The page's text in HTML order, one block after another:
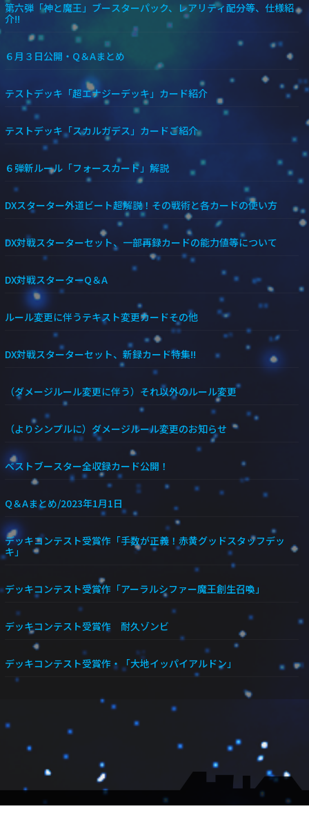
第六弾「神と魔王」ブースターパック、レアリティ配分等、仕様紹
介!!
６月３日公開・Q＆Aまとめ
テストデッキ「超エナジーデッキ」カード紹介
テストデッキ「スカルガデス」カードご紹介
６弾新ルール「フォースカード」解説
DXスターター外道ビート超解説！その戦術と各カードの使い方
DX対戦スターターセット、一部再録カードの能力値等について
DX対戦スターターQ＆A
ルール変更に伴うテキスト変更カードその他
DX対戦スターターセット、新録カード特集!!
（ダメージルール変更に伴う）それ以外のルール変更
（よりシンプルに）ダメージルール変更のお知らせ
ベストブースター全収録カード公開！
Q＆Aまとめ/2023年1月1日
デッキコンテスト受賞作「手数が正義！赤黄グッドスタッフデッ
キ」
デッキコンテスト受賞作「アーラルシファー魔王創生召喚」
デッキコンテスト受賞作 耐久ゾンビ
デッキコンテスト受賞作・「大地イッパイアルドン」